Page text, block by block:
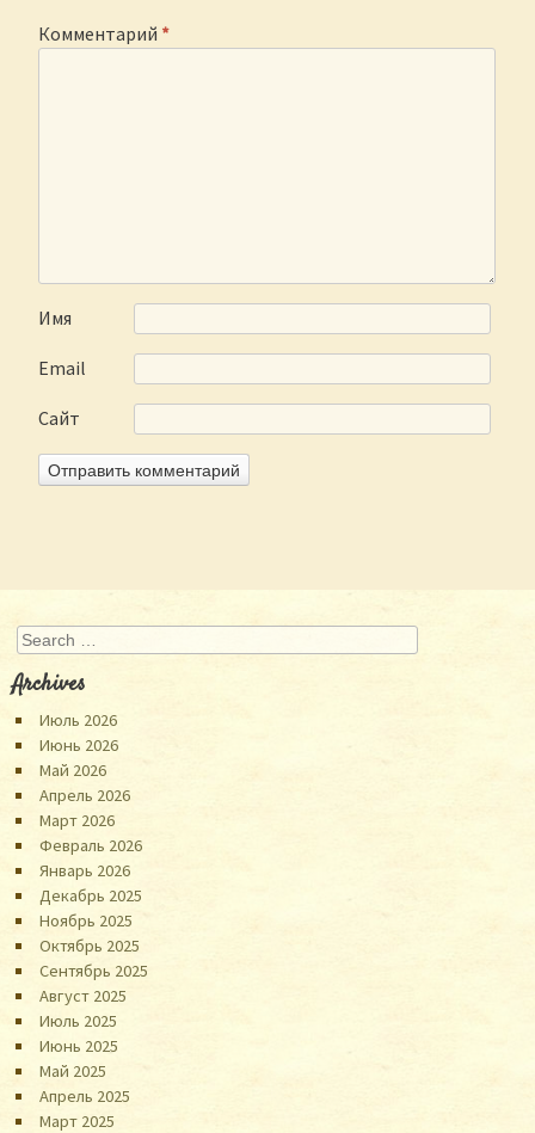
Комментарий *
Имя
Email
Сайт
Search
Archives
Июль 2026
Июнь 2026
Май 2026
Апрель 2026
Март 2026
Февраль 2026
Январь 2026
Декабрь 2025
Ноябрь 2025
Октябрь 2025
Сентябрь 2025
Август 2025
Июль 2025
Июнь 2025
Май 2025
Апрель 2025
Март 2025